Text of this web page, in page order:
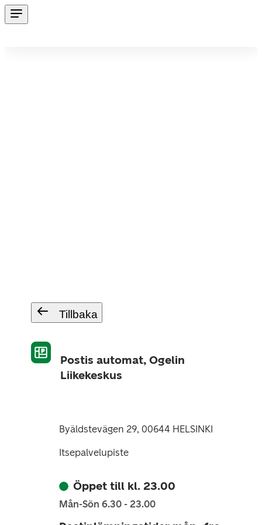
Tillbaka
Postis automat, Ogelin
Liikekeskus
Byäldstevägen 29, 00644 HELSINKI
Itsepalvelupiste
Öppet till kl. 23.00
Mån-Sön 6.30 - 23.00